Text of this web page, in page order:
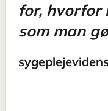
for, hvorfor
som man